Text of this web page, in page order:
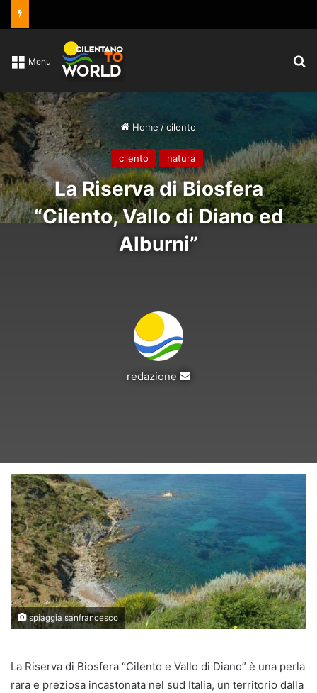
Menu
Home /cilento
cilento natura
La Riserva di Biosfera
“Cilento, Vallo di Diano ed
Alburni”
redazione
Invia
spiaggia sanfrancesco
La Riserva di Biosfera “Cilento e Vallo di Diano” è una perla
rara e preziosa incastonata nel sud Italia, un territorio dalla